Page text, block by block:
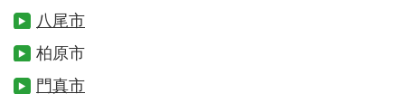
八尾市
柏原市
門真市